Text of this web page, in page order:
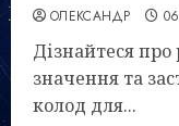
ОЛЕКСАНДР
Дізнайтеся про
значення та
колод для...